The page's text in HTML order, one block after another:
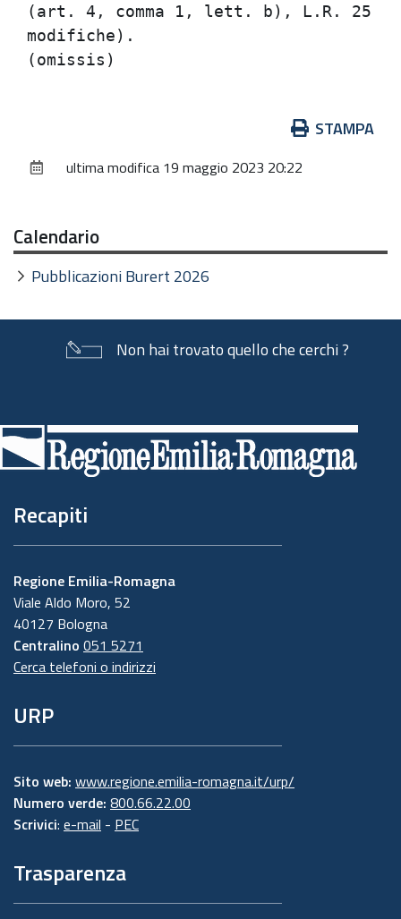
(art. 4, comma 1, lett. b), L.R. 25
modifiche).
documento
STAMPA
ultima modifica 19 maggio 2023 20:22
Calendario
Pubblicazioni Burert 2026
Non hai trovato quello che cerchi ?
di
pagina
Recapiti
Regione Emilia-Romagna
Viale Aldo Moro, 52
40127 Bologna
Centralino 051 5271
Cerca telefoni o indirizzi
URP
Sito web: www.regione.emilia-romagna.it/urp/
Numero verde: 800.66.22.00
Scrivici: e-mail - PEC
Trasparenza